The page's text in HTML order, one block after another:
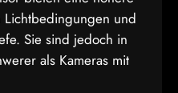
Lichtbedingungen und
Sie sind jedoch in
als Kameras mit